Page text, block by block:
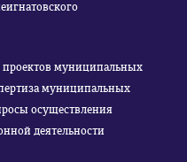
проектов муниципальных
муниципальных
осуществления
деятельности